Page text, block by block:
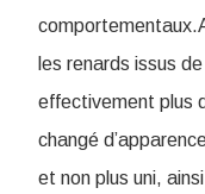
les renards issus
effectivement plus
changé
et non plus uni,